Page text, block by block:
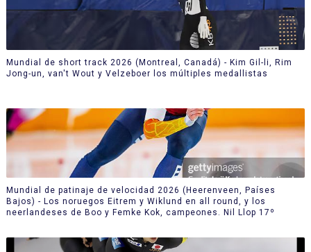
Mundial de short track 2026 (Montreal, Canadá) - Kim Gil-li, Rim
Jong-un, van't Wout y Velzeboer los múltiples medallistas
Mundial de patinaje de velocidad 2026 (Heerenveen, Países
Bajos) - Los noruegos Eitrem y Wiklund en all round, y los
neerlandeses de Boo y Femke Kok, campeones. Nil Llop 17º